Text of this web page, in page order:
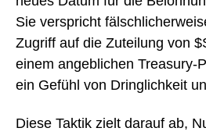
Sie verspricht
Zugriff auf die Zuteilung von
einem angeblichen Treasury-
ein Gefühl von Dringlichkeit
Diese Taktik zielt darauf ab,